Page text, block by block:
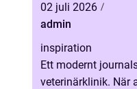
02 juli 2026
admin
inspiration
Ett modernt
veterinärklinik. När